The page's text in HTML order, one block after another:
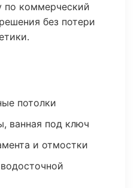
по коммерческий
без потери
потолки
ванная под ключ
и отмостки